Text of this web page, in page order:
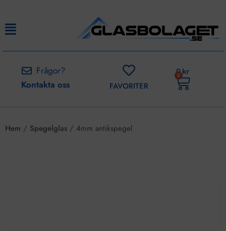
Frågor?
Kontakta oss
FAVORITER
0kr
0
Hem / Spegelglas / 4mm antikspegel